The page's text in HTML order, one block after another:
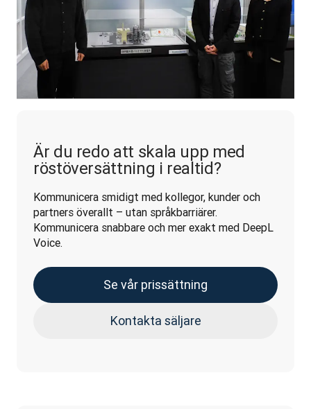
Är du redo att skala upp med
röstöversättning i realtid?
Kommunicera smidigt med kollegor, kunder och
partners överallt – utan språkbarriärer.
Kommunicera snabbare och mer exakt med DeepL
Voice.
Se vår prissättning
Kontakta säljare